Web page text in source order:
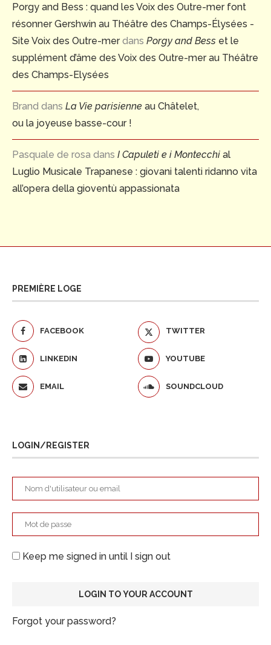
Porgy and Bess : quand les Voix des Outre-mer font
résonner Gershwin au Théâtre des Champs-Élysées -
Site Voix des Outre-merdans Porgy and Bess et le
supplément d’âme des Voix des Outre-mer au Théâtre
des Champs-Elysées
Brand dans La Vie parisienne au Châtelet,
ou la joyeuse basse-cour !
Pasquale de rosa dans I Capuleti e i Montecchi al
Luglio Musicale Trapanese : giovani talenti ridanno vita
all’opera della gioventù appassionata
PREMIÈRE LOGE
FACEBOOK TWITTER
LINKEDIN YOUTUBE
EMAIL SOUNDCLOUD
LOGIN/REGISTER
Keep me signed in until I sign out
Forgot your password?